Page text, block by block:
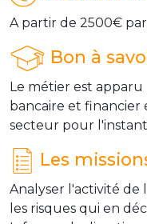
A partir de 2500€ par
Bon à
Le métier est
bancaire et financier
secteur pour
Les
Analyser l'activité de
les risques qui en